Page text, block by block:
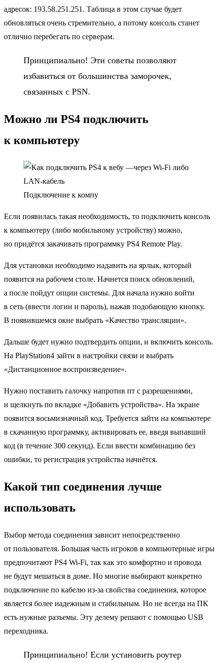
адресок: 193.58.251.251. Таблица в этом случае будет
обновляться очень стремительно, а потому консоль станет
отлично перебегать по серверам.
Принципиально! Эти советы позволяют
избавиться от большинства заморочек,
связанных с PSN.
Можно ли PS4 подключить
к компьютеру
Подключение к компу
Если появилась такая необходимость, то подключить консоль
к компьютеру (либо мобильному устройству) можно,
но придётся закачивать программку PS4 Remote Play.
Для установки необходимо надавить на ярлык, который
появится на рабочем столе. Начнется поиск обновлений,
а после пойдут опции системы. Для начала нужно войти
в сеть (ввести логин и пароль), нажав подобающую кнопку.
В появившемся окне выбрать «Качество трансляции».
Дальше будет нужно подтвердить опции, и включить консоль.
На PlayStation4 зайти в настройки связи и выбрать
«Дистанционное воспроизведение».
Нужно поставить галочку напротив пт с разрешениями,
и щелкнуть по вкладке «Добавить устройства». На экране
появится восьмизначный код. Требуется зайти на компьютере
в скачанную программку, активировать ее, введя выпавший
код (в течение 300 секунд). Если ввести комбинацию без
ошибки, то регистрация устройства начнётся.
Какой тип соединения лучше
использовать
Выбор метода соединения зависит непосредственно
от пользователя. Большая часть игроков в компьютерные игры
предпочитают PS4 Wi-Fi, так как это комфортно и провода
не будут мешаться в доме. Но многие выбирают конкретно
подключение по кабелю из-за свойства соединения, которое
является более надежным и стабильным. Но не всегда на ПК
есть нужные разъемы. Эту делему решают с помощью USB
переходника.
Принципиально! Если установить роутер